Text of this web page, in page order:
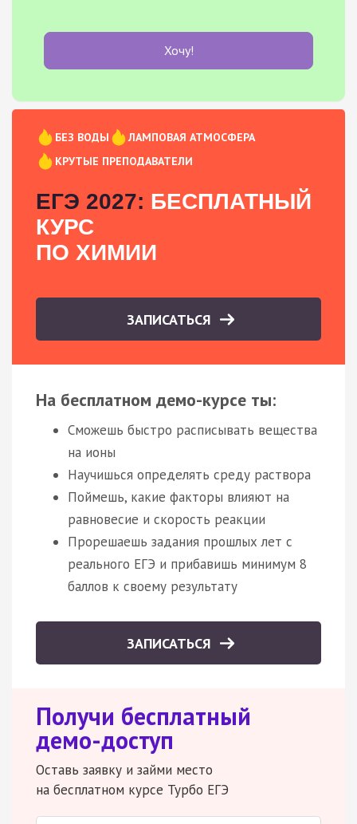
Хочу!
БЕЗ ВОДЫ
ЛАМПОВАЯ АТМОСФЕРА
КРУТЫЕ ПРЕПОДАВАТЕЛИ
ЕГЭ 2027: БЕСПЛАТНЫЙ
КУРС
ПО ХИМИИ
ЗАПИСАТЬСЯ
На бесплатном демо-курсе ты:
Сможешь быстро расписывать вещества
на ионы
Научишься определять среду раствора
Поймешь, какие факторы влияют на
равновесие и скорость реакции
Прорешаешь задания прошлых лет с
реального ЕГЭ и прибавишь минимум 8
баллов к своему результату
ЗАПИСАТЬСЯ
Получи бесплатный
демо-доступ
Оставь заявку и займи место
на бесплатном курсе Турбо ЕГЭ